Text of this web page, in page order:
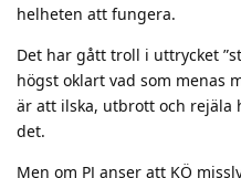
helheten att fungera.
Det har gått troll i uttrycket
högst oklart vad som menas
är att ilska, utbrott och rejäla
det.
Men om PJ anser att KÖ